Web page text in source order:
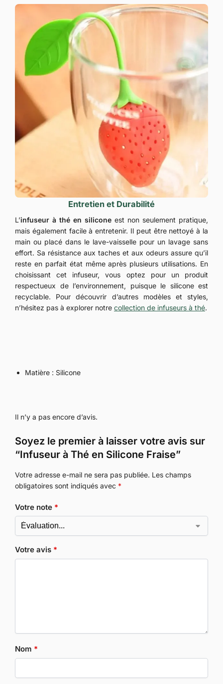
Entretien et Durabilité
L’infuseur à thé en silicone est non seulement pratique,
mais également facile à entretenir. Il peut être nettoyé à la
main ou placé dans le lave-vaisselle pour un lavage sans
effort. Sa résistance aux taches et aux odeurs assure qu’il
reste en parfait état même après plusieurs utilisations. En
choisissant cet infuseur, vous optez pour un produit
respectueux de l’environnement, puisque le silicone est
recyclable. Pour découvrir d’autres modèles et styles,
n’hésitez pas à explorer notre collection de infuseurs à thé.
Matière : Silicone
Il n’y a pas encore d’avis.
Soyez le premier à laisser votre avis sur
“Infuseur à Thé en Silicone Fraise”
Votre adresse e-mail ne sera pas publiée. Les champs
obligatoires sont indiqués avec *
Votre note *
Votre avis *
Nom *